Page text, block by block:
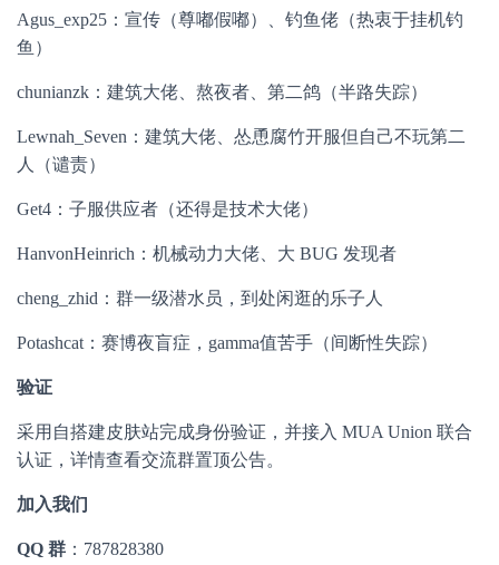
Agus_exp25：宣传（尊嘟假嘟）、钓鱼佬（热衷于挂机钓
鱼）
chunianzk：建筑大佬、熬夜者、第二鸽（半路失踪）
Lewnah_Seven：建筑大佬、怂恿腐竹开服但自己不玩第二
人（谴责）
Get4：子服供应者（还得是技术大佬）
HanvonHeinrich：机械动力大佬、大 BUG 发现者
cheng_zhid：群一级潜水员，到处闲逛的乐子人
Potashcat：赛博夜盲症，gamma值苦手（间断性失踪）
验证
采用自搭建皮肤站完成身份验证，并接入 MUA Union 联合
认证，详情查看交流群置顶公告。
加入我们
QQ 群 ：787828380